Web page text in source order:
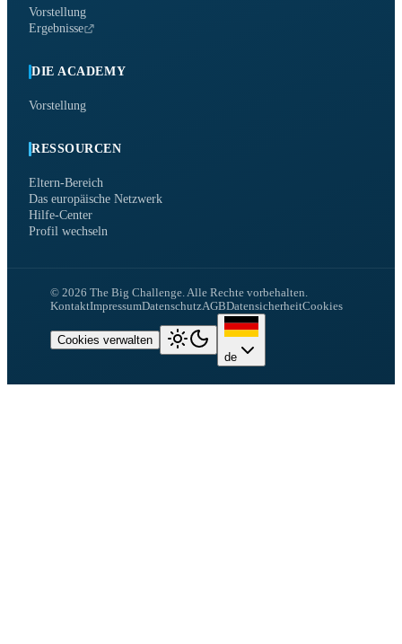
Vorstellung
Ergebnisse
DIE ACADEMY
Vorstellung
RESSOURCEN
Eltern-Bereich
Das europäische Netzwerk
Hilfe-Center
Profil wechseln
© 2026 The Big Challenge.Alle Rechte vorbehalten.
KontaktImpressumDatenschutzAGBDatensicherheitCookies
Cookies verwalten
de